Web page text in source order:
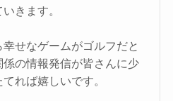
きます。
せなゲームがゴルフだと
の情報発信が皆さんに少
れば嬉しいです。